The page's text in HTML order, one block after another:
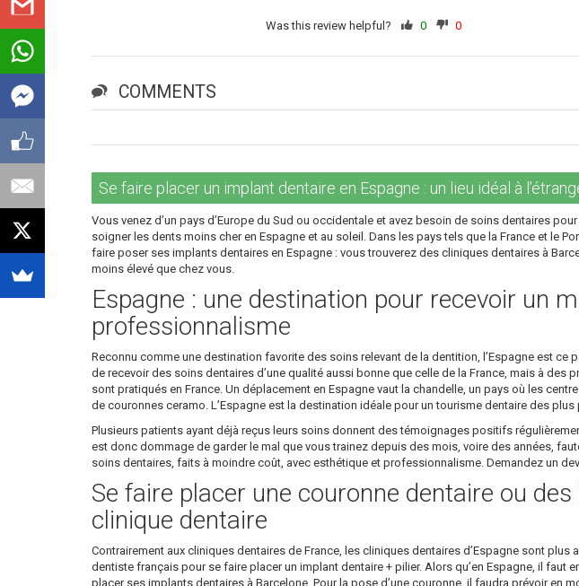
Was this review helpful? 0 0
COMMENTS
Se faire placer un implant dentaire en Espagne : un lieu idéal à
Vous venez d’un pays d’Europe du Sud ou occidentale et avez besoin de soins dentaires
soigner les dents moins cher en Espagne et au soleil. Dans les pays tels que la France et le
faire poser ses implants dentaires en Espagne : vous trouverez des cliniques dentaires à
moins élevé que chez vous.
Espagne : une destination pour recevoir un
professionnalisme
Reconnu comme une destination favorite des soins relevant de la dentition, l’Espagne est ce
de recevoir des soins dentaires d’une qualité aussi bonne que celle de la France, mais à
sont pratiqués en France. Un déplacement en Espagne vaut la chandelle, un pays où les
de couronnes ceramo. L’Espagne est la destination idéale pour un tourisme dentaire des
Plusieurs patients ayant déjà reçus leurs soins donnent des témoignages positifs
est donc dommage de garder le mal que vous trainez depuis des mois, voire des années,
soins dentaires, faits à moindre coût, avec esthétique et professionnalisme. Demandez un
Se faire placer une couronne dentaire ou
clinique dentaire
Contrairement aux cliniques dentaires de France, les cliniques dentaires d’Espagne sont
dentiste français pour se faire placer un implant dentaire + pilier. Alors qu’en Espagne, il
placer ses implants dentaires à Barcelone. Pour la pose d’une couronne, il faudra prévoir en